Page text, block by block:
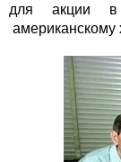
для акции в
американскому